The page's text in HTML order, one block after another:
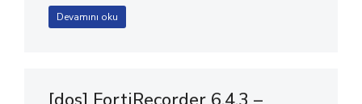
Devamını oku